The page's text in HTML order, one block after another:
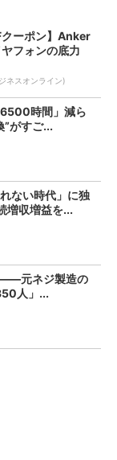
クーポン】Anker
フォンの底力
ネスオンライン)
時間」減ら
がすご...
ない時代」に独
増収増益を...
――元ネジ製造の
人」...